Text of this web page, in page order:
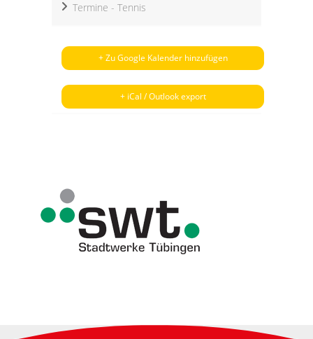
Termine - Tennis
+ Zu Google Kalender hinzufügen
+ iCal / Outlook export